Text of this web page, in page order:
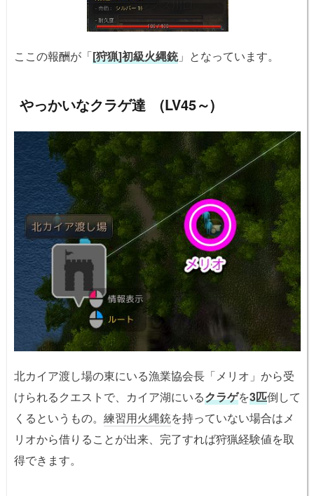
ここの報酬が「[狩猟]初級火縄銃」となっています。
やっかいなクラゲ達 (LV45～)
北カイア渡し場の東にいる漁業協会長「メリオ」から受
けられるクエストで、カイア湖にいるクラゲを3匹倒して
くるというもの。 練習用火縄銃を持っていない場合はメ
リオから借りることが出来、完了すれば狩猟経験値を取
得できます。